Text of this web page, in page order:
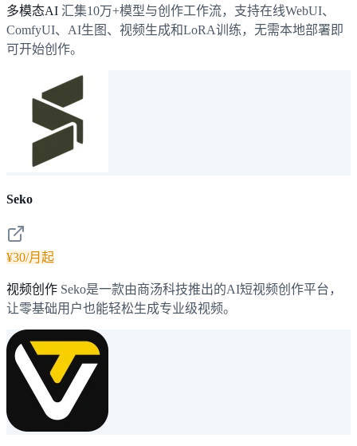
多模态AI 汇集10万+模型与创作工作流，支持在线WebUI、
ComfyUI、AI生图、视频生成和LoRA训练，无需本地部署即
可开始创作。
Seko
¥30/月起
视频创作 Seko是一款由商汤科技推出的AI短视频创作平台，
让零基础用户也能轻松生成专业级视频。